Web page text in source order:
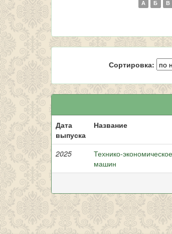
А
Б В
Сортировка:
Дата
выпуска
Название
2025
Технико-
машин